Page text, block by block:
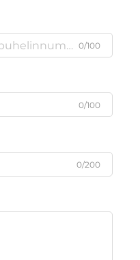
0/100
0/100
0/200